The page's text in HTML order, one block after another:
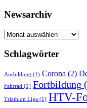
Newsarchiv
Newsarchiv
Schlagwörter
Ausbildung (1) Corona (2)
Fahrrad (1) Fortbildung
Triathlon Liga (1) HTV-